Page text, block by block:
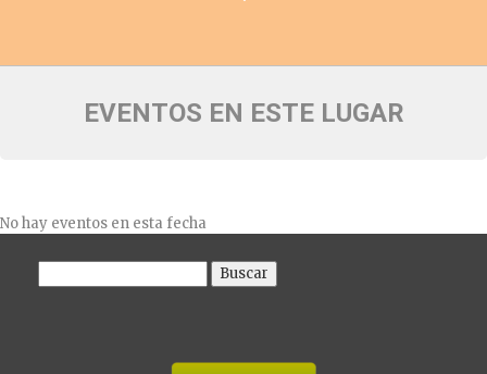
EVENTOS EN ESTE LUGAR
No hay eventos en esta fecha
Buscar: